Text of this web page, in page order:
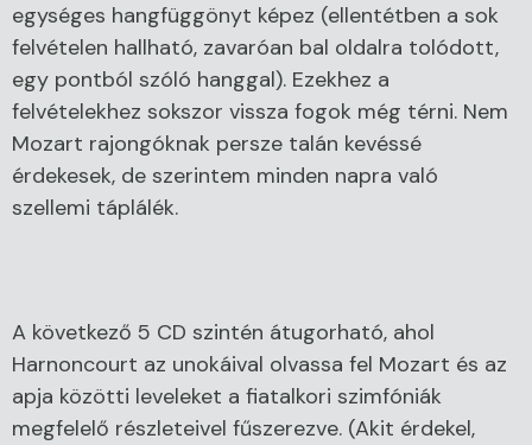
egységes hangfüggönyt képez (ellentétben a sok
felvételen hallható, zavaróan bal oldalra tolódott,
egy pontból szóló hanggal). Ezekhez a
felvételekhez sokszor vissza fogok még térni. Nem
Mozart rajongóknak persze talán kevéssé
érdekesek, de szerintem minden napra való
szellemi táplálék.
A következő 5 CD szintén átugorható, ahol
Harnoncourt az unokáival olvassa fel Mozart és az
apja közötti leveleket a fiatalkori szimfóniák
megfelelő részleteivel fűszerezve. (Akit érdekel,